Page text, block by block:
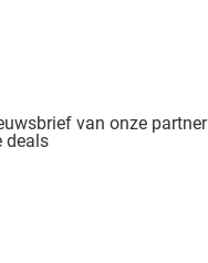
van onze partner
deals